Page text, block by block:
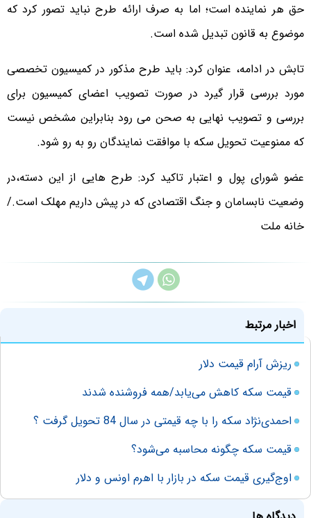
حق هر نماینده است؛ اما به صرف ارائه طرح نباید تصور کرد که
موضوع به قانون تبدیل شده است.
تابش در ادامه، عنوان کرد: باید طرح مذکور در کمیسیون تخصصی
مورد بررسی قرار گیرد در صورت تصویب اعضای کمیسیون برای
بررسی و تصویب نهایی به صحن می رود بنابراین مشخص نیست
که ممنوعیت تحویل سکه با موافقت نمایندگان رو به رو شود.
عضو شورای پول و اعتبار تاکید کرد: طرح هایی از این دسته،در
وضعیت نابسامان و جنگ اقتصادی که در پیش داریم مهلک است./
خانه ملت
اخبار مرتبط
ریزش آرام قیمت دلار
قیمت سکه کاهش می‌یابد/همه فروشنده شدند
احمدی‌نژاد سکه را با چه قیمتی در سال 84 تحویل گرفت ؟
قیمت سکه چگونه محاسبه می‌شود؟
اوج‌گیری قیمت سکه در بازار با اهرم اونس و دلار